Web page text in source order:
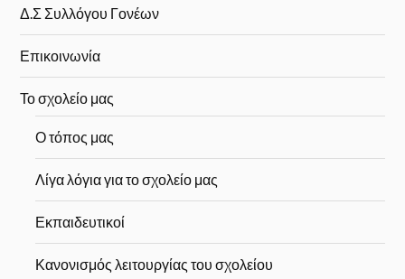
Δ.Σ Συλλόγου Γονέων
Επικοινωνία
Το σχολείο μας
Ο τόπος μας
Λίγα λόγια για το σχολείο μας
Εκπαιδευτικοί
Κανονισμός λειτουργίας του σχολείου